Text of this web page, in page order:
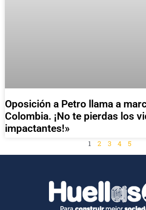
Oposición a Petro llama a
Colombia. ¡No te pierdas los
impactantes!»
1 2 3 4 5